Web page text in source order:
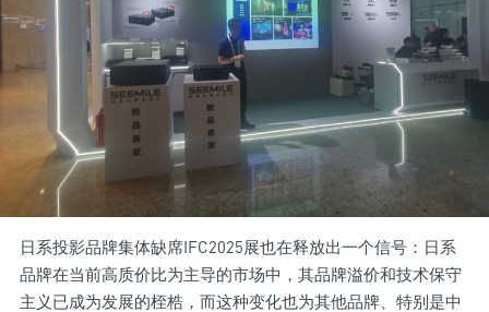
日系投影品牌集体缺席IFC2025展也在释放出一个信号：日系
品牌在当前高质价比为主导的市场中，其品牌溢价和技术保守
主义已成为发展的桎梏，而这种变化也为其他品牌、特别是中